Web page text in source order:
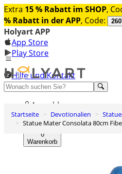
Extra 15 % Rabatt im SHOP,
% Rabatt in der APP, Code:
Holyart APP
App Store
Play Store
Hilfe und Kontakt
Entdecken Sie Premium
Anmelden
Wunschliste
0
Warenkorb
Startseite Devotionalien
Statue Mater Consolata 80cm